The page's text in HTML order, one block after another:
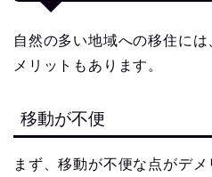
自然の多い地域への移住に
メリットもあります。
移動が不便
まず、移動が不便な点がデ